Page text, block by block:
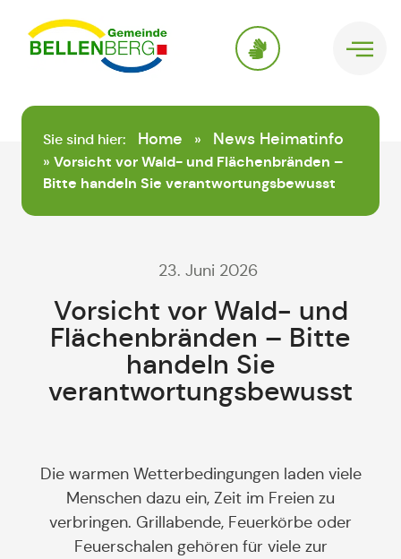
springen
Sie sind hier: Home » News Heimatinfo
» Vorsicht vor Wald- und Flächenbränden –
Bitte handeln Sie verantwortungsbewusst
23. Juni 2026
Vorsicht vor Wald- und
Flächenbränden – Bitte
handeln Sie
verantwortungsbewusst
Die warmen Wetterbedingungen laden viele
Menschen dazu ein, Zeit im Freien zu
verbringen. Grillabende, Feuerkörbe oder
Feuerschalen gehören für viele zur